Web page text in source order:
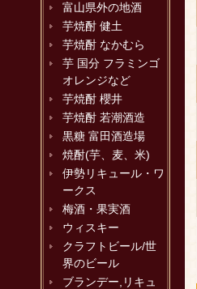
富山県外の地酒
芋焼酎 健土
芋焼酎 なかむら
芋 国分 フラミンゴ
オレンジなど
芋焼酎 櫻井
芋焼酎 若潮酒造
黒糖 富田酒造場
焼酎(芋、麦、米)
伊勢リキュール・ワ
ークス
梅酒・果実酒
ウィスキー
クラフトビール/世
界のビール
ブランデー,リキュ